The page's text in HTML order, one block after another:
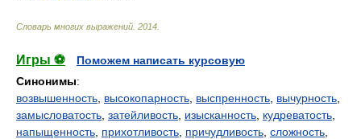
Словарь многих выражений 2014
Игры ⚽
Поможем написать курсовую
Синонимы:
возвышенность высокопарность выспренность вычурность
замысловатость затейливость изысканность кудреватость
напыщенность прихотливость причудливость сложность